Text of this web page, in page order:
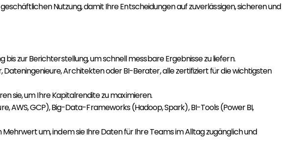
Nutzung, damit Ihre Entscheidungen auf zuverlässigen, sicheren und
zur Berichterstellung, um schnell messbare Ergebnisse zu liefern.
Architekten oder BI-Berater, alle zertifiziert für die wichtigsten
sie, um Ihre Kapitalrendite zu maximieren.
AWS, GCP), Big-Data-Frameworks (Hadoop, Spark), BI-Tools (Power BI,
um, indem sie Ihre Daten für Ihre Teams im Alltag zugänglich und